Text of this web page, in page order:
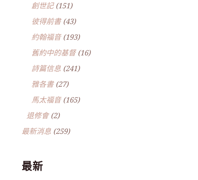
創世記(151)
彼得前書(43)
約翰福音(193)
舊約中的基督(16)
詩篇信息(241)
雅各書(27)
馬太福音(165)
退修會(2)
最新消息(259)
最新